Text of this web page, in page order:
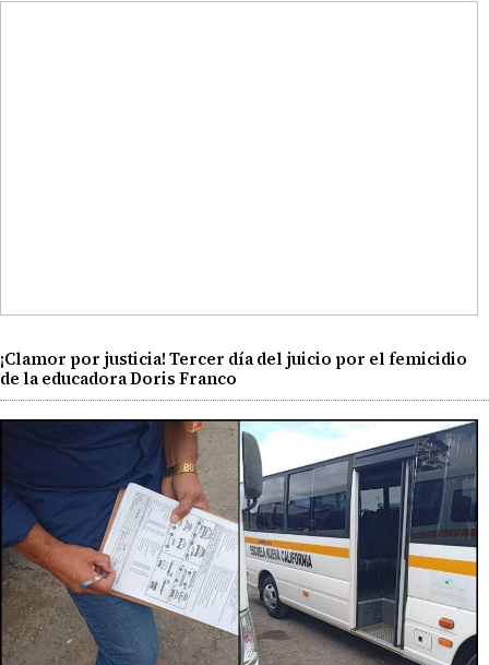
¡Clamor por justicia! Tercer día del juicio por el femicidio
de la educadora Doris Franco